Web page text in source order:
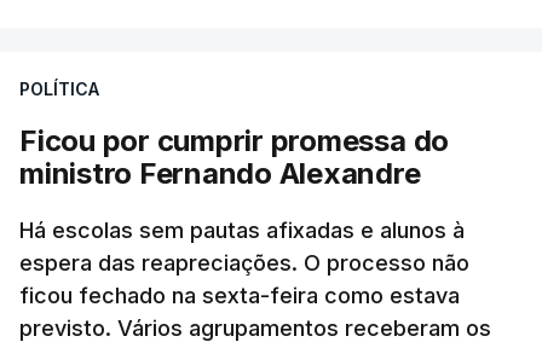
POLÍTICA
Ficou por cumprir promessa do
ministro Fernando Alexandre
Há escolas sem pautas afixadas e alunos à
espera das reapreciações. O processo não
ficou fechado na sexta-feira como estava
previsto. Vários agrupamentos receberam os